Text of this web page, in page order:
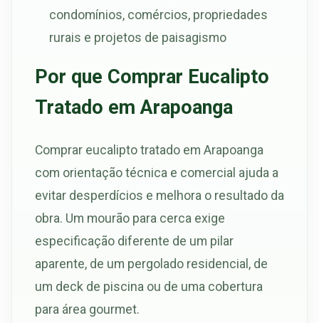
condomínios, comércios, propriedades
rurais e projetos de paisagismo
Por que Comprar Eucalipto
Tratado em Arapoanga
Comprar eucalipto tratado em Arapoanga
com orientação técnica e comercial ajuda a
evitar desperdícios e melhora o resultado da
obra. Um mourão para cerca exige
especificação diferente de um pilar
aparente, de um pergolado residencial, de
um deck de piscina ou de uma cobertura
para área gourmet.